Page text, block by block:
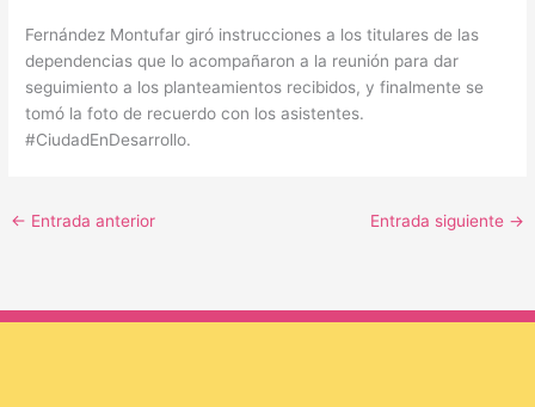
Fernández Montufar giró instrucciones a los titulares de las
dependencias que lo acompañaron a la reunión para dar
seguimiento a los planteamientos recibidos, y finalmente se
tomó la foto de recuerdo con los asistentes.
#CiudadEnDesarrollo.
← Entrada anterior Entrada siguiente →